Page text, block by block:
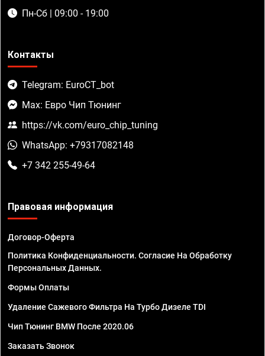
Пн-Сб | 09:00 - 19:00
Контакты
Telegram: EuroCT_bot
Max: Евро Чип Тюнинг
https://vk.com/euro_chip_tuning
WhatsApp: +79317082148
+7 342 255-49-64
Правовая информация
Договор-Оферта
Политика Конфиденциальности. Согласие На Обработку
Персональных Данных.
Формы Оплаты
Удаление Сажевого Фильтра На Турбо Дизеле TDI
Чип Тюнинг BMW После 2020.06
Заказать Звонок